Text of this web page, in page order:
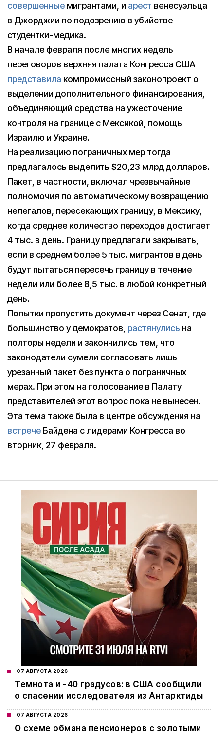
совершенные мигрантами, и арест венесуэльца
в Джорджии по подозрению в убийстве
студентки-медика.
В начале февраля после многих недель
переговоров верхняя палата Конгресса США
представила компромиссный законопроект о
выделении дополнительного финансирования,
объединяющий средства на ужесточение
контроля на границе с Мексикой, помощь
Израилю и Украине.
На реализацию пограничных мер тогда
предлагалось выделить $20,23 млрд долларов.
Пакет, в частности, включал чрезвычайные
полномочия по автоматическому возвращению
нелегалов, пересекающих границу, в Мексику,
когда среднее количество переходов достигает
4 тыс. в день. Границу предлагали закрывать,
если в среднем более 5 тыс. мигрантов в день
будут пытаться пересечь границу в течение
недели или более 8,5 тыс. в любой конкретный
день.
Попытки пропустить документ через Сенат, где
большинство у демократов, растянулись на
полторы недели и закончились тем, что
законодатели сумели согласовать лишь
урезанный пакет без пункта о пограничных
мерах. При этом на голосование в Палату
представителей этот вопрос пока не вынесен.
Эта тема также была в центре обсуждения на
встрече Байдена с лидерами Конгресса во
вторник, 27 февраля.
07 АВГУСТА 2026
Темнота и -40 градусов: в США сообщили
о спасении исследователя из Антарктиды
07 АВГУСТА 2026
О схеме обмана пенсионеров с золотыми